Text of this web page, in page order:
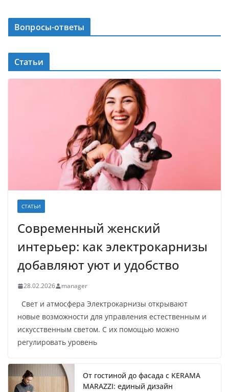
Вопросы-ответы
Статьи
СТАТЬИ
Современный женский
интерьер: как электрокарнизы
добавляют уют и удобство
28.02.2026 manager
Свет и атмосфера Электрокарнизы открывают
новые возможности для управления естественным и
искусственным светом. С их помощью можно
регулировать уровень
От гостиной до фасада с KERAMA
MARAZZI: единый дизайн